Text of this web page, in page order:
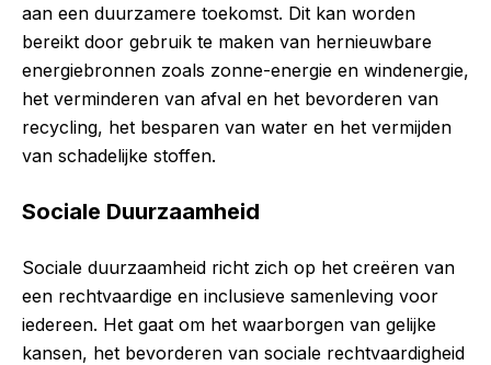
aan een duurzamere toekomst. Dit kan worden
bereikt door gebruik te maken van hernieuwbare
energiebronnen zoals zonne-energie en windenergie,
het verminderen van afval en het bevorderen van
recycling, het besparen van water en het vermijden
van schadelijke stoffen.
Sociale Duurzaamheid
Sociale duurzaamheid richt zich op het creëren van
een rechtvaardige en inclusieve samenleving voor
iedereen. Het gaat om het waarborgen van gelijke
kansen, het bevorderen van sociale rechtvaardigheid